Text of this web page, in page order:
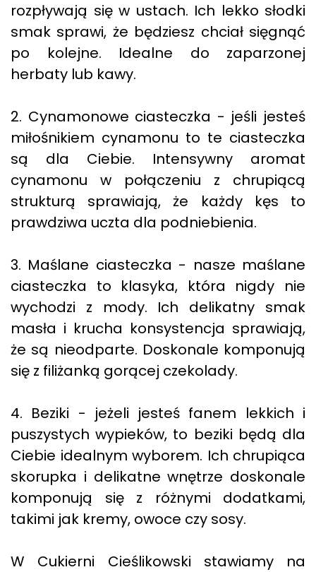
rozpływają się w ustach. Ich lekko słodki
smak sprawi, że będziesz chciał sięgnąć
po kolejne. Idealne do zaparzonej
herbaty lub kawy.
2. Cynamonowe ciasteczka - jeśli jesteś
miłośnikiem cynamonu to te ciasteczka
są dla Ciebie. Intensywny aromat
cynamonu w połączeniu z chrupiącą
strukturą sprawiają, że każdy kęs to
prawdziwa uczta dla podniebienia.
3. Maślane ciasteczka - nasze maślane
ciasteczka to klasyka, która nigdy nie
wychodzi z mody. Ich delikatny smak
masła i krucha konsystencja sprawiają,
że są nieodparte. Doskonale komponują
się z filiżanką gorącej czekolady.
4. Beziki - jeżeli jesteś fanem lekkich i
puszystych wypieków, to beziki będą dla
Ciebie idealnym wyborem. Ich chrupiąca
skorupka i delikatne wnętrze doskonale
komponują się z różnymi dodatkami,
takimi jak kremy, owoce czy sosy.
W Cukierni Cieślikowski stawiamy na